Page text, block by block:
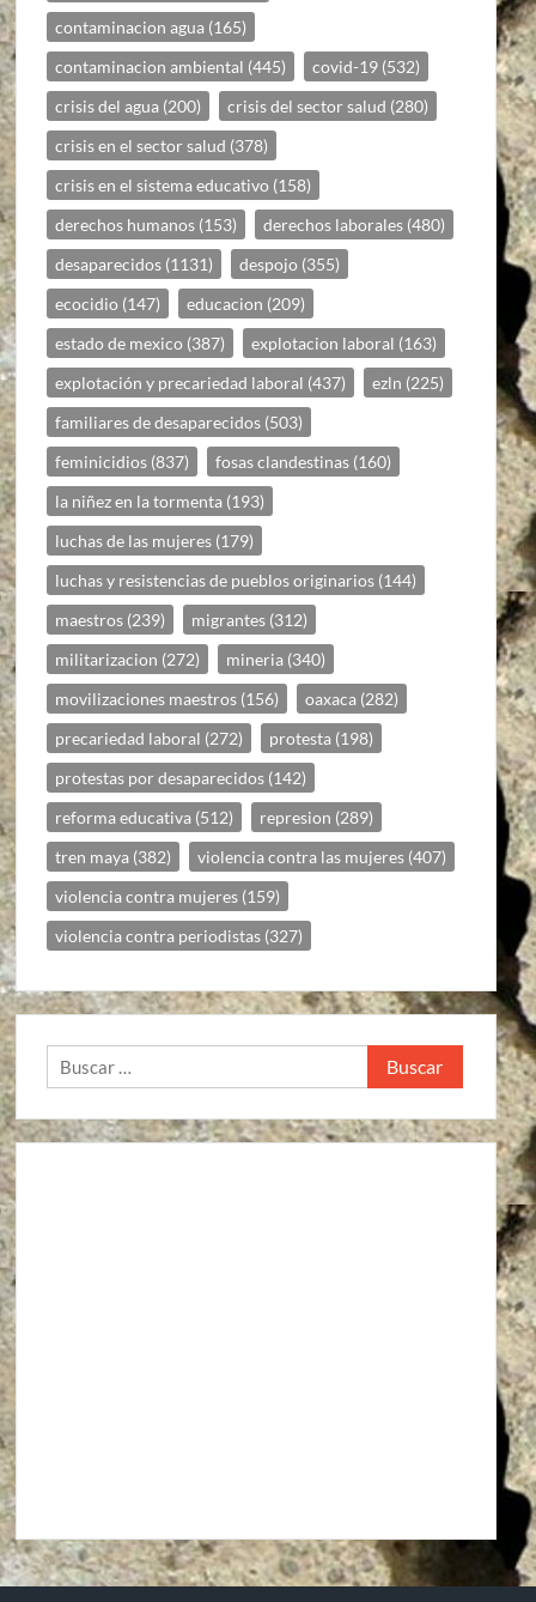
contaminacion agua (165)
contaminacion ambiental (445) covid-19 (532)
crisis del agua (200) crisis del sector salud (280)
crisis en el sector salud (378)
crisis en el sistema educativo (158)
derechos humanos (153) derechos laborales (480)
desaparecidos (1131) despojo (355)
ecocidio (147) educacion (209)
estado de mexico (387) explotacion laboral (163)
explotación y precariedad laboral (437) ezln (225)
familiares de desaparecidos (503)
feminicidios (837) fosas clandestinas (160)
la niñez en la tormenta (193)
luchas de las mujeres (179)
luchas y resistencias de pueblos originarios (144)
maestros (239) migrantes (312)
militarizacion (272) mineria (340)
movilizaciones maestros (156) oaxaca (282)
precariedad laboral (272) protesta (198)
protestas por desaparecidos (142)
reforma educativa (512) represion (289)
tren maya (382) violencia contra las mujeres (407)
violencia contra mujeres (159)
violencia contra periodistas (327)
Buscar:
Carreteras Oaxaca-Costa y Oaxaca-Istmo
Carreteras Oaxaca-Costa y Oaxaca-Istmo
Corredor transversal Manzanillo-Tampico